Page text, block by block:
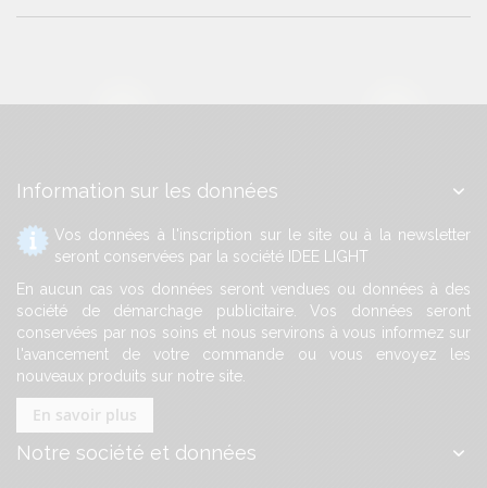
Information sur les données
Vos données à l'inscription sur le site ou à la newsletter
seront conservées par la société IDEE LIGHT
En aucun cas vos données seront vendues ou données à des
société de démarchage publicitaire. Vos données seront
conservées par nos soins et nous servirons à vous informez sur
l'avancement de votre commande ou vous envoyez les
nouveaux produits sur notre site.
En savoir plus
Notre société et données